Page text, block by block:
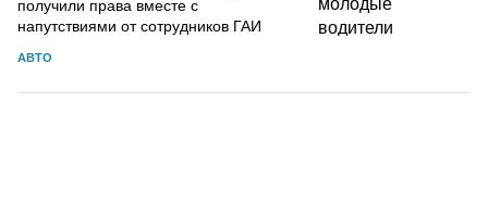
получили права вместе с
напутствиями от сотрудников ГАИ
АВТО